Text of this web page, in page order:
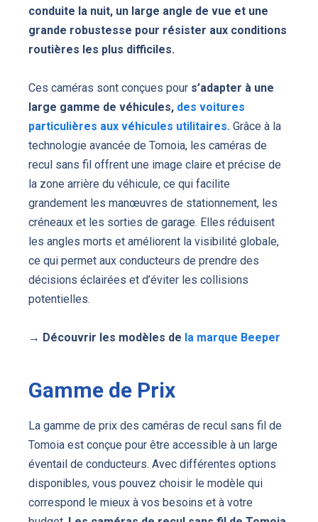
conduite la nuit, un large angle de vue et une
grande robustesse pour résister aux conditions
routières les plus difficiles.
Ces caméras sont conçues pour s’adapter à une
large gamme de véhicules, des voitures
particulières aux véhicules utilitaires. Grâce à la
technologie avancée de Tomoia, les caméras de
recul sans fil offrent une image claire et précise de
la zone arrière du véhicule, ce qui facilite
grandement les manœuvres de stationnement, les
créneaux et les sorties de garage. Elles réduisent
les angles morts et améliorent la visibilité globale,
ce qui permet aux conducteurs de prendre des
décisions éclairées et d’éviter les collisions
potentielles.
→ Découvrir les modèles de la marque Beeper
Gamme de Prix
La gamme de prix des caméras de recul sans fil de
Tomoia est conçue pour être accessible à un large
éventail de conducteurs. Avec différentes options
disponibles, vous pouvez choisir le modèle qui
correspond le mieux à vos besoins et à votre